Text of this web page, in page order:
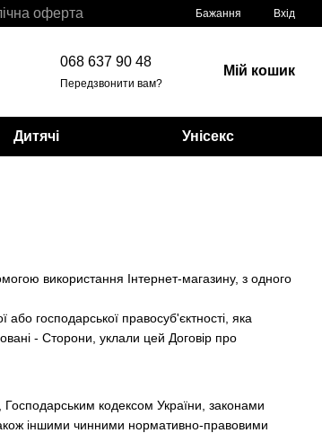
оферта
Бажання Вхід
068 637 90 48
Передзвонити вам?
Мій кошик
Дитячі Унісекс
використання Інтернет-магазину, з одного
господарської правосуб'єктності, яка
- Сторони, уклали цей Договір про
кодексом України, законами
іншими чинними нормативно-правовими